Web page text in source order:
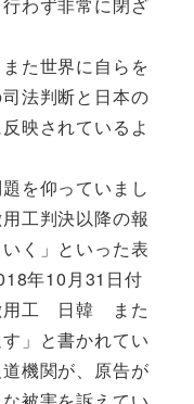
わず非常に閉ざ
た世界に自らを
法判断と日本の
映されているよ
を仰っていまし
工判決以降の報
く」といった表
年10月31日付
用工 日韓 また
」と書かれてい
機関が、原告が